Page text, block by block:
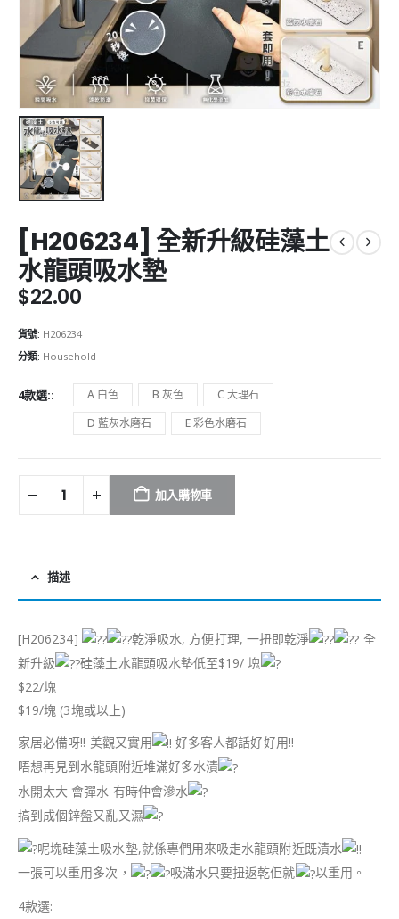
[H206234] 全新升級硅藻土
水龍頭吸水墊
$22.00
貨號: H206234
分類: Household
4款選: A 白色 B 灰色
C 大理石
D 藍灰水磨石
E 彩色水磨石
加入購物車
描述
[H206234] 乾淨吸水, 方便打理, 一扭即乾淨
全
新升級
硅藻土水龍頭吸水墊低至$19/ 塊
$22/塊
$19/塊 (3塊或以上)
家居必備呀!! 美觀又實用
好多客人都話好好用!!
唔想再見到水龍頭附近堆滿好多水漬
水開太大 會彈水 有時仲會滲水
搞到成個鋅盤又亂又濕
呢塊硅藻土吸水墊,就係專們用來吸走水龍頭附近既漬水
一張可以重用多次，
吸滿水只要扭返乾佢就
以重用。
4款選: